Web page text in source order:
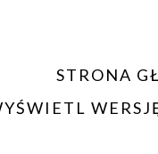
STRONA